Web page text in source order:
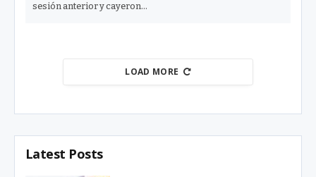
sesión anterior y cayeron…
LOAD MORE
Latest Posts